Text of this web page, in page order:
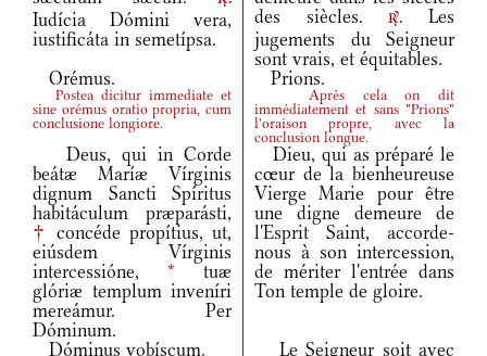
Iudícia Dómini vera,
iustificáta in semetípsa.
des siècles.r.
Les
jugements du Seigneur
sont vrais, et équitables.
Orémus.
Prions.
Postea dicitur immediate et
sine orémus oratio propria, cum
conclusione longiore.
Après cela on dit
immédiatement et sans "Prions"
l'oraison propre, avec la
conclusion longue.
Deus, qui in Corde
beátæ Maríæ Vírginis
dignum Sancti Spíritus
habitáculum præparásti,
† concéde propítius, ut,
eiúsdem Vírginis
intercessióne, * tuæ
glóriæ templum inveníri
mereámur. Per
Dóminum.
Dieu, qui as préparé le
cœur de la bienheureuse
Vierge Marie pour être
une digne demeure de
l'Esprit Saint, accorde-
nous à son intercession,
de mériter l'entrée dans
Ton temple de gloire.
Dóminus vobíscum.
Le Seigneur soit avec